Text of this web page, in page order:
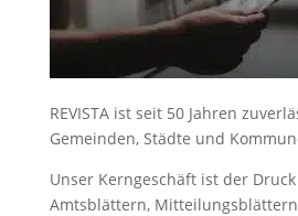
REVISTA ist seit 50 Jahren
Gemeinden, Städte und
Unser Kerngeschäft ist der
Amtsblättern,